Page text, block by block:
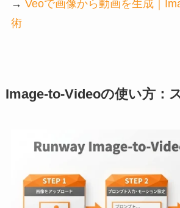
→ Veoで画像から動画を生成｜
術
Image-to-Videoの使い方：